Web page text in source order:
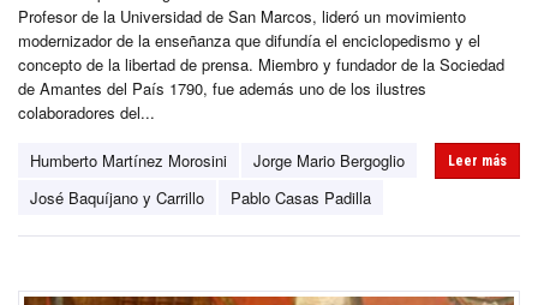
Profesor de la Universidad de San Marcos, lideró un movimiento
modernizador de la enseñanza que difundía el enciclopedismo y el
concepto de la libertad de prensa. Miembro y fundador de la Sociedad
de Amantes del País 1790, fue además uno de los ilustres
colaboradores del...
Humberto Martínez Morosini
Jorge Mario Bergoglio
José Baquíjano y Carrillo
Pablo Casas Padilla
Leer más